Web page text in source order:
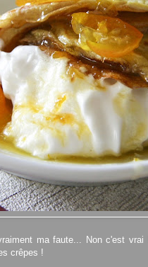
ma faute... Non c'est vrai
crêpes !